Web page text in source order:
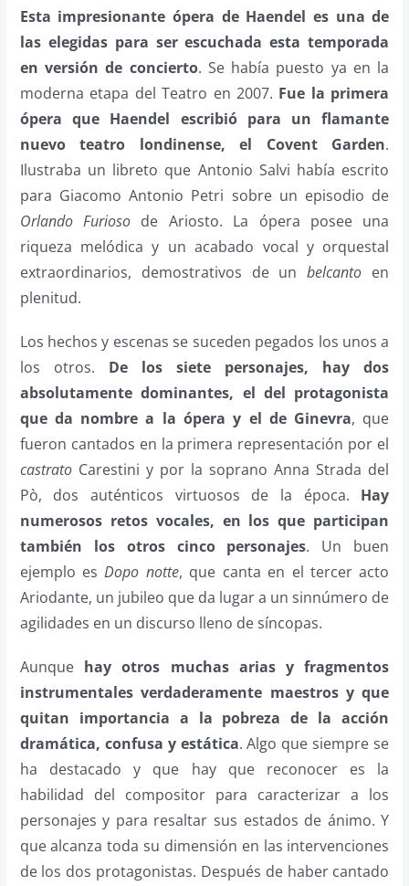
Esta impresionante ópera de Haendel es una de
las elegidas para ser escuchada esta temporada
en versión de concierto. Se había puesto ya en la
moderna etapa del Teatro en 2007. Fue la primera
ópera que Haendel escribió para un flamante
nuevo teatro londinense, el Covent Garden.
Ilustraba un libreto que Antonio Salvi había escrito
para Giacomo Antonio Petri sobre un episodio de
Orlando Furioso de Ariosto. La ópera posee una
riqueza melódica y un acabado vocal y orquestal
extraordinarios, demostrativos de unbelcanto en
plenitud.
Los hechos y escenas se suceden pegados los unos a
los otros. De los siete personajes, hay dos
absolutamente dominantes, el del protagonista
que da nombre a la ópera y el de Ginevra, que
fueron cantados en la primera representación por el
castratoCarestini y por la soprano Anna Strada del
Pò, dos auténticos virtuosos de la época. Hay
numerosos retos vocales, en los que participan
también los otros cinco personajes. Un buen
ejemplo esDopo notte, que canta en el tercer acto
Ariodante, un jubileo que da lugar a un sinnúmero de
agilidades en un discurso lleno de síncopas.
Aunquehay otros muchas arias y fragmentos
instrumentales verdaderamente maestros y que
quitan importancia a la pobreza de la acción
dramática, confusa y estática. Algo que siempre se
ha destacado y que hay que reconocer es la
habilidad del compositor para caracterizar a los
personajes y para resaltar sus estados de ánimo. Y
que alcanza toda su dimensión en las intervenciones
de los dos protagonistas. Después de haber cantado